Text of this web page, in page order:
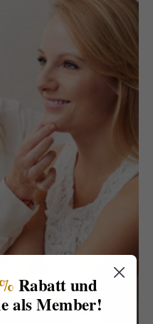
Rabatt und
als Member!